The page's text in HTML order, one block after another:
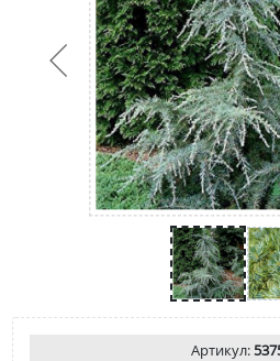
Артикул: